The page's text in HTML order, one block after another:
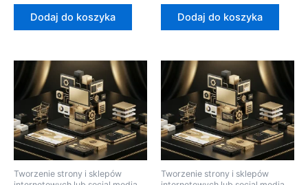
Dodaj do koszyka Dodaj do koszyka
Tworzenie strony i sklepów
Tworzenie strony i sklepów